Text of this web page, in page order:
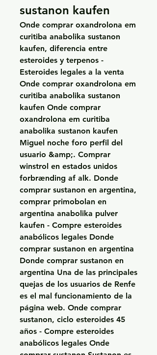
sustanon kaufen
Onde comprar oxandrolona em
curitiba anabolika sustanon
kaufen, diferencia entre
esteroides y terpenos -
Esteroides legales a la venta
Onde comprar oxandrolona em
curitiba anabolika sustanon
kaufen Onde comprar
oxandrolona em curitiba
anabolika sustanon kaufen
Miguel noche foro perfil del
usuario &amp;. Comprar
winstrol en estados unidos
forbrænding af alk. Donde
comprar sustanon en argentina,
comprar primobolan en
argentina anabolika pulver
kaufen - Compre esteroides
anabólicos legales Donde
comprar sustanon en argentina
Donde comprar sustanon en
argentina Una de las principales
quejas de los usuarios de Renfe
es el mal funcionamiento de la
página web. Onde comprar
sustanon, ciclo esteroides 45
años - Compre esteroides
anabólicos legales Onde